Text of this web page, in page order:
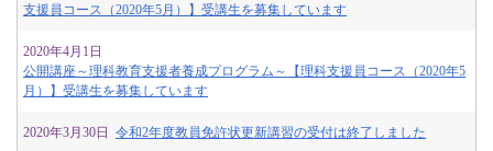
支援員コース（2020年5月）】受講生を募集しています
2020年4月1日
公開講座～理科教育支援者養成プログラム～【理科支援員コース（2020年5
月）】受講生を募集しています
2020年3月30日 令和2年度教員免許状更新講習の受付は終了しました